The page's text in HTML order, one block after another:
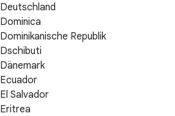
Deutschland
Dominica
Dominikanische Republik
Dschibuti
Dänemark
Ecuador
El Salvador
Eritrea